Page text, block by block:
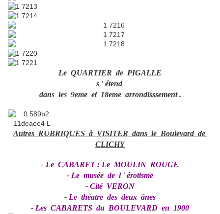
Le QUARTIER de PIGALLE
s ' étend
dans les 9eme et 18eme arrondisssement .
Autres RUBRIQUES à VISITER dans le Boulevard de
CLICHY
- Le CABARET : Le MOULIN ROUGE
- Le musée de l ' érotisme
- Cité VERON
- Le théatre des deux ânes
- Les CABARETS du BOULEVARD en 1900